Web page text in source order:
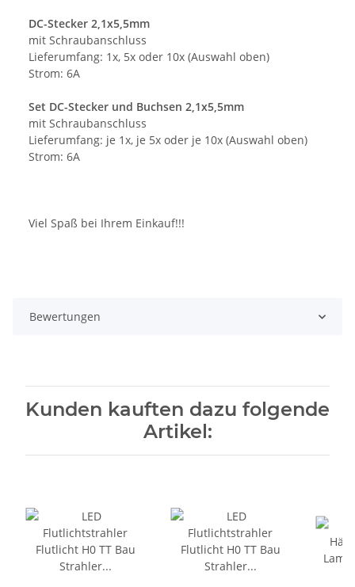
DC-Stecker 2,1x5,5mm
mit Schraubanschluss
Lieferumfang: 1x, 5x oder 10x (Auswahl oben)
Strom: 6A
Set DC-Stecker und Buchsen 2,1x5,5mm
mit Schraubanschluss
Lieferumfang: je 1x, je 5x oder je 10x (Auswahl oben)
Strom: 6A
Viel Spaß bei Ihrem Einkauf!!!
Bewertungen
Kunden kauften dazu folgende
Artikel: